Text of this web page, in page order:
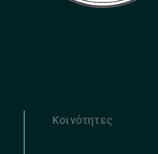
Κοινότητες